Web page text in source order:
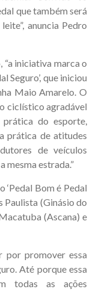
que também será
anuncia Pedro
iniciativa marca o
Seguro’, que iniciou
Maio Amarelo. O
ciclístico agradável
do esporte,
prática de atitudes
de veículos
mesma estrada.”
‘Pedal Bom é Pedal
Paulista (Ginásio do
(Ascana) e
por promover essa
Até porque essa
todas as ações